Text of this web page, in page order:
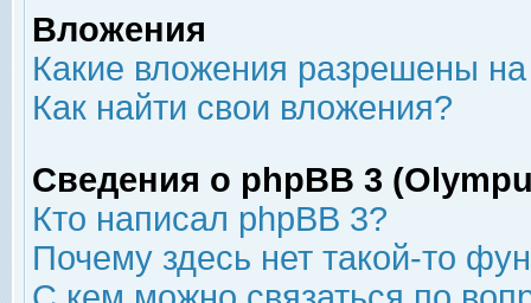
Вложения
Какие вложения разрешены
Как найти свои вложения?
Сведения о phpBB 3
Кто написал phpBB 3?
Почему здесь нет такой-то